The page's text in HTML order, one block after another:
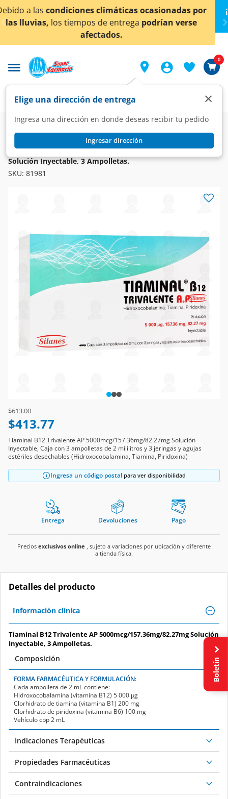
< div class="carousel-inner">
por
verse
¡Ahora también en Aguascalientes!
conocer detalles.
Elige una dirección de entrega
Ingresa una dirección en donde deseas recibir tu pedido
Ingresar dirección
×
0
Farmacia Vitaminas y Suplementos Multivitaminas
Tiaminal B12 Trivalente AP 5000mcg/157.36mg/82.27mg
Solución Inyectable, 3 Ampolletas.
SKU: 81981
Price reduced from
$613.00to
$413.77
Tiaminal B12 Trivalente AP 5000mcg/157.36mg/82.27mg Solución
Inyectable, Caja con 3 ampolletas de 2 mililitros y 3 jeringas y agujas
estériles desechables (Hidroxocobalamina, Tiamina, Piridoxina)
Ingresa un código postal para ver disponibilidad
Entrega Devoluciones Pago
Precios exclusivos online , sujeto a variaciones por ubicación y diferente
a tienda física.
Detalles del producto
Información clínica
Tiaminal B12 Trivalente AP 5000mcg/157.36mg/82.27mg Solución
Inyectable, 3 Ampolletas.
Composición
FORMA FARMACÉUTICA Y FORMULACIÓN:
Cada ampolleta de 2 mL contiene:
Hidroxocobalamina (vitamina B12) 5 000 μg
Clorhidrato de tiamina (vitamina B1) 200 mg
Clorhidrato de piridoxina (vitamina B6) 100 mg
Vehículo cbp 2 mL
Indicaciones Terapéuticas
Propiedades Farmacéuticas
Contraindicaciones
Boletín